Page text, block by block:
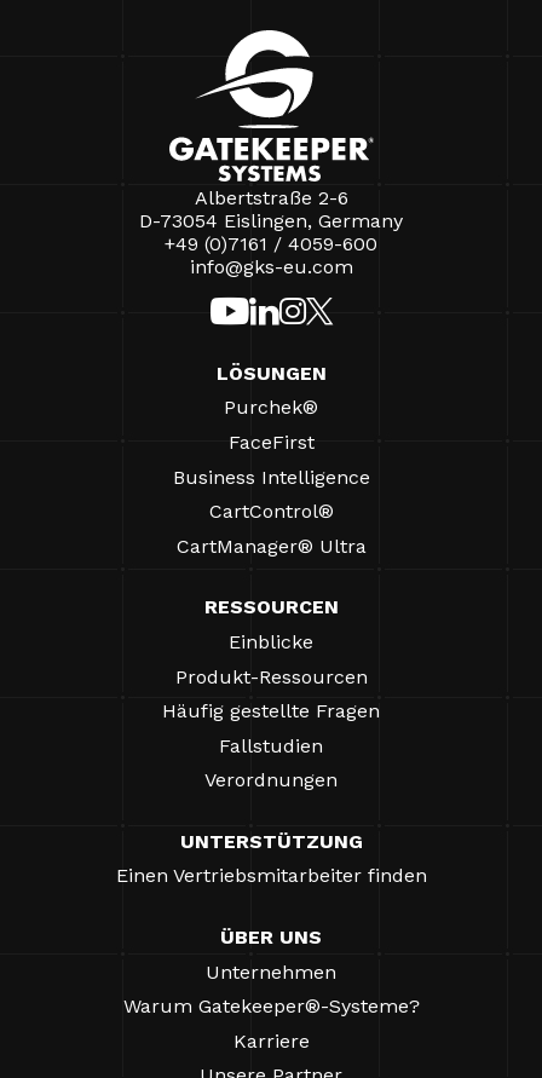
Albertstraße 2-6
D-73054 Eislingen, Germany
+49 (0)7161 / 4059-600
info@gks-eu.com
LÖSUNGEN
Purchek®
FaceFirst
Business Intelligence
CartControl®
CartManager® Ultra
RESSOURCEN
Einblicke
Produkt-Ressourcen
Häufig gestellte Fragen
Fallstudien
Verordnungen
UNTERSTÜTZUNG
Einen Vertriebsmitarbeiter finden
ÜBER UNS
Unternehmen
Warum Gatekeeper®-Systeme?
Karriere